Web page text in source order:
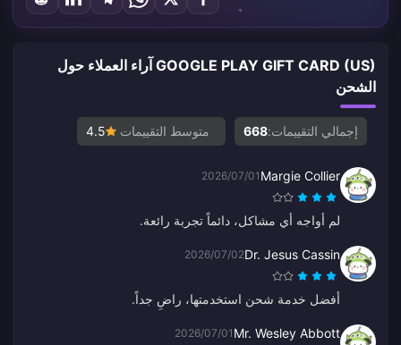
GOOGLE PLAY GIFT CARD (US) آراء العملاء حول
الشحن
إجمالي التقييمات:668 متوسط التقييمات 4.5
Margie Collier
2026/07/01
لم أواجه أي مشاكل، دائماً تجربة رائعة.
Dr. Jesus Cassin
2026/07/02
أفضل خدمة شحن استخدمتها، راضٍ جداً.
Mr. Wesley Abbott
2026/07/01